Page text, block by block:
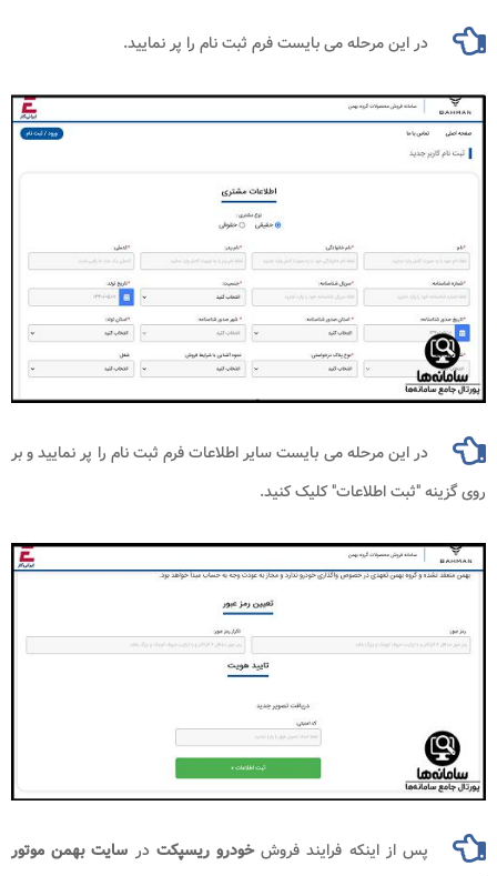
در این مرحله می بایست فرم ثبت نام را پر نمایید.
در این مرحله می بایست سایر اطلاعات فرم ثبت نام را پر نمایید و بر
روی گزینه "ثبت اطلاعات" کلیک کنید.
پس از اینکه فرایند فروشخودرو ریسپکتدر سایت بهمن موتور